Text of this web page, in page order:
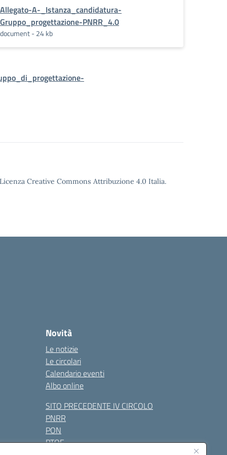
Allegato-A-_Istanza_candidatura-
Gruppo_progettazione-PNRR_4.0
document - 24 kb
Creative Commons Attribuzione 4.0 Italia.
Novità
Le notizie
Le circolari
Calendario eventi
Albo online
SITO PRECEDENTE IV CIRCOLO
PNRR
PON
PTOF